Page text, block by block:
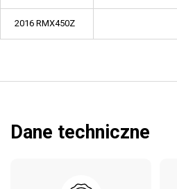
2016 RMX450Z
Dane techniczne